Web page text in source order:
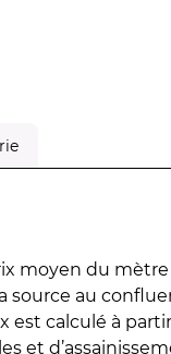
moyen du mètre
source au
est calculé à
et